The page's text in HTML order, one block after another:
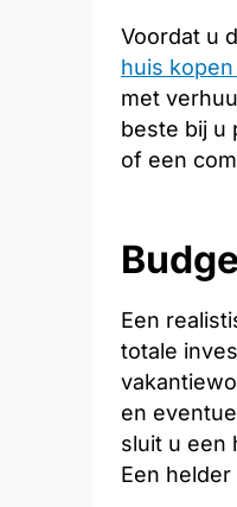
Voordat u
huis
met
beste bij u
of een
Een
totale
en
sluit u een
Een